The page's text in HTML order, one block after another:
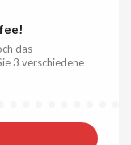
das
3 verschiedene